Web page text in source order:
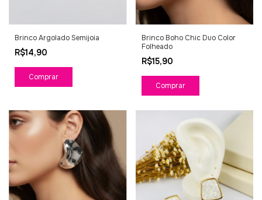
Brinco Argolado Semijoia
R$14,90
Brinco Boho Chic Duo Color
Folheado
R$15,90
Comprar